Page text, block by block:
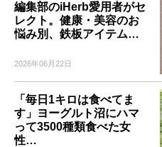
編集部のiHerb愛用者がセ
レクト。健康・美容のお
悩み別、鉄板アイテム…
2026年06月22日
「毎日1キロは食べてま
す」ヨーグルト沼にハマ
って3500種類食べた女
性…